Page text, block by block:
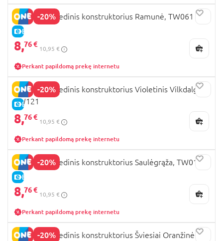
-20%
E-KAINA
ROWOOD Medinis konstruktorius Ramunė, TW061
8,76 €
10,95 €
Perkant papildomą prekę internetu
-20%
E-KAINA
ROWOOD medinis konstruktorius Violetinis Vilkdalgis,
TW121
8,76 €
10,95 €
Perkant papildomą prekę internetu
-20%
E-KAINA
ROWOOD Medinis konstruktorius Saulėgrąža, TW011
8,76 €
10,95 €
Perkant papildomą prekę internetu
-20%
ROWOOD medinis konstruktorius Šviesiai Oranžinė